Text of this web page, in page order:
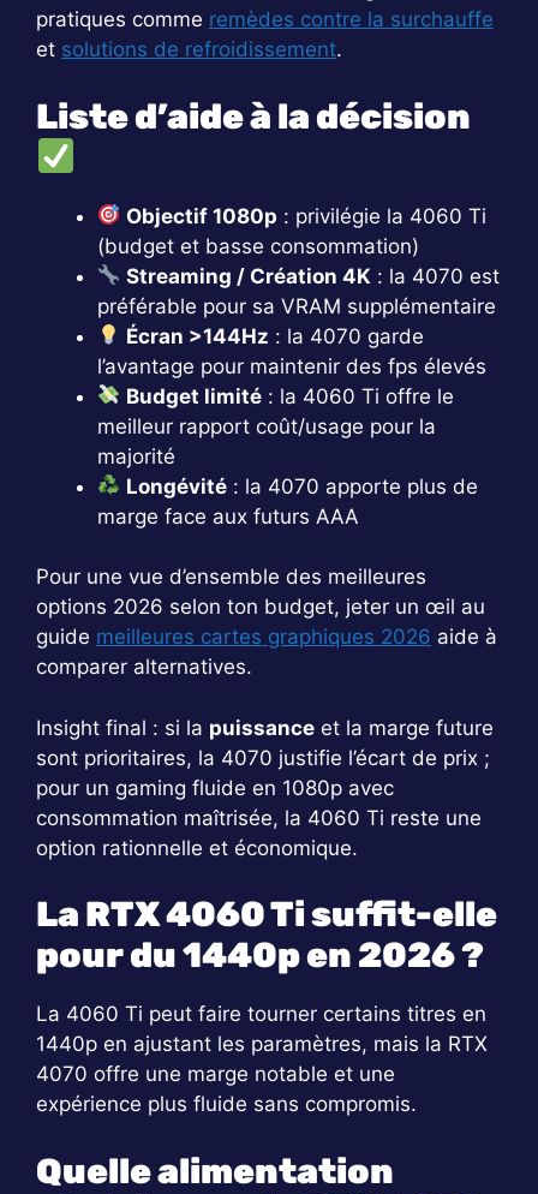
pratiques comme remèdes contre la surchauffe
et solutions de refroidissement.
Liste d’aide à la décision
Objectif 1080p : privilégie la 4060 Ti
(budget et basse consommation)
Streaming / Création 4K : la 4070 est
préférable pour sa VRAM supplémentaire
Écran >144Hz : la 4070 garde
l’avantage pour maintenir des fps élevés
Budget limité : la 4060 Ti offre le
meilleur rapport coût/usage pour la
majorité
Longévité : la 4070 apporte plus de
marge face aux futurs AAA
Pour une vue d’ensemble des meilleures
options 2026 selon ton budget, jeter un œil au
guide meilleures cartes graphiques 2026 aide à
comparer alternatives.
Insight final : si la puissance et la marge future
sont prioritaires, la 4070 justifie l’écart de prix ;
pour un gaming fluide en 1080p avec
consommation maîtrisée, la 4060 Ti reste une
option rationnelle et économique.
La RTX 4060 Ti suffit-elle
pour du 1440p en 2026 ?
La 4060 Ti peut faire tourner certains titres en
1440p en ajustant les paramètres, mais la RTX
4070 offre une marge notable et une
expérience plus fluide sans compromis.
Quelle alimentation